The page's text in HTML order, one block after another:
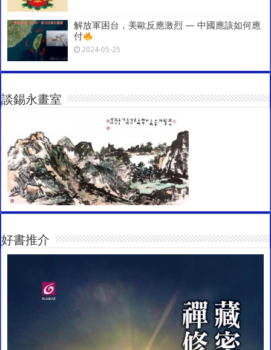
解放軍困台，美歐反應激烈 — 中國應該如何應
付
2024-05-25
談錫永畫室
好書推介